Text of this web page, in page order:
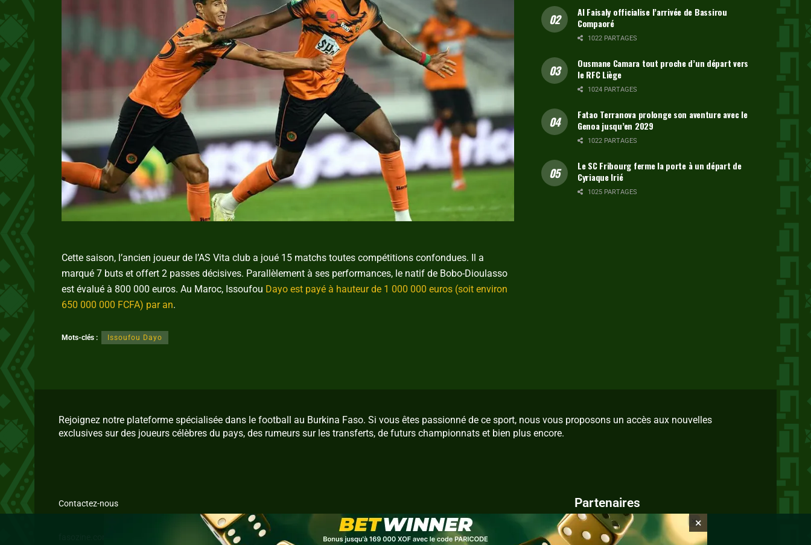
Cette saison, l’ancien joueur de l’AS Vita club a joué 15 matchs toutes compétitions confondues. Il a
marqué 7 buts et offert 2 passes décisives. Parallèlement à ses performances, le natif de Bobo-Dioulasso
est évalué à 800 000 euros. Au Maroc, Issoufou Dayo est payé à hauteur de 1 000 000 euros (soit environ
650 000 000 FCFA) par an.
Mots-clés : Issoufou Dayo
Al Faisaly officialise l’arrivée de Bassirou
Compaoré
1022 PARTAGES
Ousmane Camara tout proche d’un départ vers
le RFC Liège
1024 PARTAGES
Fatao Terranova prolonge son aventure avec le
Genoa jusqu’en 2029
1022 PARTAGES
Le SC Fribourg ferme la porte à un départ de
Cyriaque Irié
1025 PARTAGES
Rejoignez notre plateforme spécialisée dans le football au Burkina Faso. Si vous êtes passionné de ce sport, nous vous proposons un accès aux nouvelles
exclusives sur des joueurs célèbres du pays, des rumeurs sur les transferts, de futurs championnats et bien plus encore.
Contactez-nous Partenaires
IvoireZine.com ×